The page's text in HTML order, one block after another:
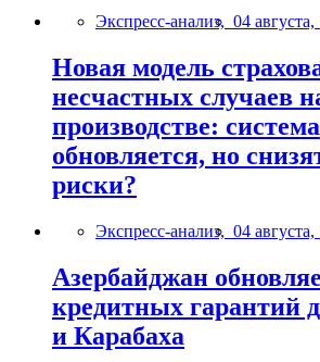
Экспресс-анализ, 04
Новая модель
несчастных случаев
производстве: система
обновляется, но
риски?
Экспресс-анализ, 04 августа,
Азербайджан
кредитных гарантий
и Карабаха